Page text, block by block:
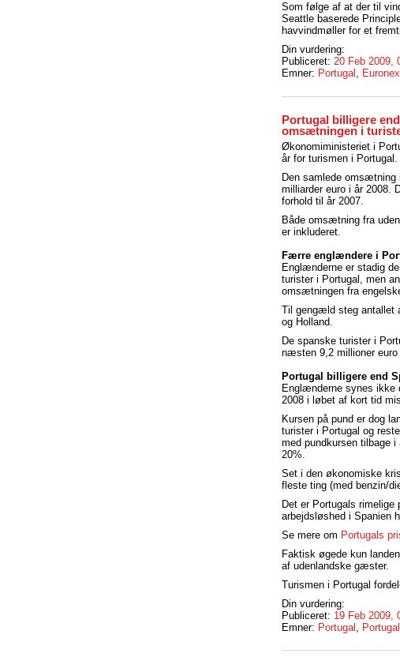
Som følge af at der til
Seattle baserede
havvindmøller for et
Din vurdering:
Publiceret: 20 Feb 2009,
Emner: Portugal ,
Portugal billigere
omsætningen i
Økonomiministeriet i
år for turismen i Portugal.
Den samlede omsætning
milliarder euro i år 2008.
forhold til år 2007.
Både omsætning fra
er inkluderet.
Færre englændere i
Englænderne er stadig
turister i Portugal, men
omsætningen fra
Til gengæld steg antallet
og Holland.
De spanske turister i
næsten 9,2 millioner euro
Portugal billigere end
Englænderne synes ikke
2008 i løbet af kort tid
Kursen på pund er dog
turister i Portugal og
med pundkursen tilbage
20%.
Set i den økonomiske
fleste ting (med benzin/
Det er Portugals rimelige
arbejdsløshed i Spanien
Se mere om Portugals
Faktisk øgede kun
af udenlandske gæster.
Turismen i Portugal
Din vurdering:
Publiceret: 19 Feb 2009,
Emner: Portugal